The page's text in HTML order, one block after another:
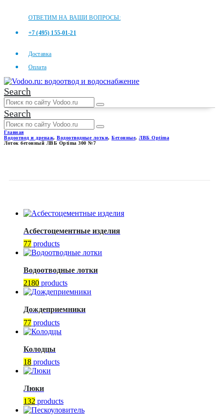
ОТВЕТИМ НА ВАШИ ВОПРОСЫ:
+7 (495) 155-01-21
Доставка
Оплата
Search
Search
Главная
Водоотвод и дренаж, Водоотводные лотки, Бетонные, ЛВБ Optima
Лоток бетонный ЛВБ Optima 300 №7
Асбестоцементные изделия
77 products
Водоотводные лотки
2180 products
Дождеприемники
77 products
Колодцы
18 products
Люки
132 products